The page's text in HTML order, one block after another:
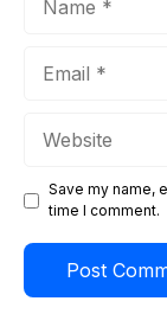
Save my name,
time I comment.